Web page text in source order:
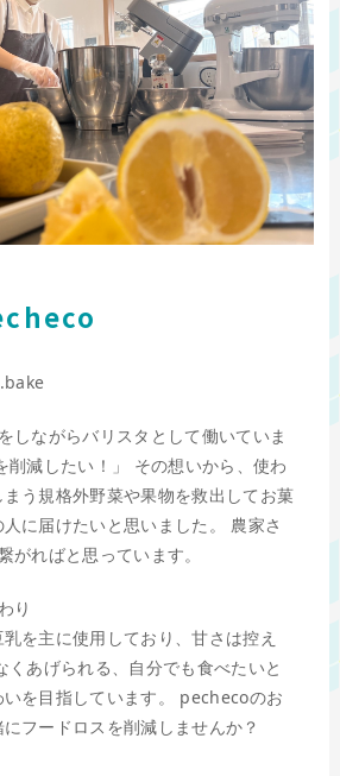
しながらバリスタとして働いていま
削減したい！」 その想いから、使わ
う規格外野菜や果物を救出してお菓
に届けたいと思いました。 農家さ
がればと思っています。
り
を主に使用しており、甘さは控え
くあげられる、自分でも食べたいと
を目指しています。 pechecoのお
フードロスを削減しませんか？